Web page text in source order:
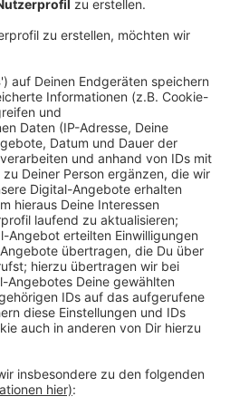
Zuschläge, Arbeit
der fast 4000
Wesel drohen ab sofort
BAU Duisburg-Niederrheinruft
keine Einschnitte nicht
zu deutlich
sollte keiner unterschreiben,
Sollten die Arbeitgeber die
blockieren, stehe der
Sommer" bevor. Dann
Schulen, Büros und
schmutzig bleiben.